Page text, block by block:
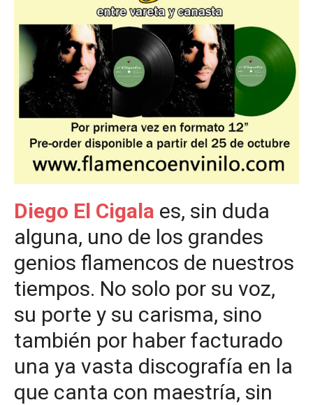
Diego El Cigala es, sin duda
alguna, uno de los grandes
genios flamencos de nuestros
tiempos. No solo por su voz,
su porte y su carisma, sino
también por haber facturado
una ya vasta discografía en la
que canta con maestría, sin